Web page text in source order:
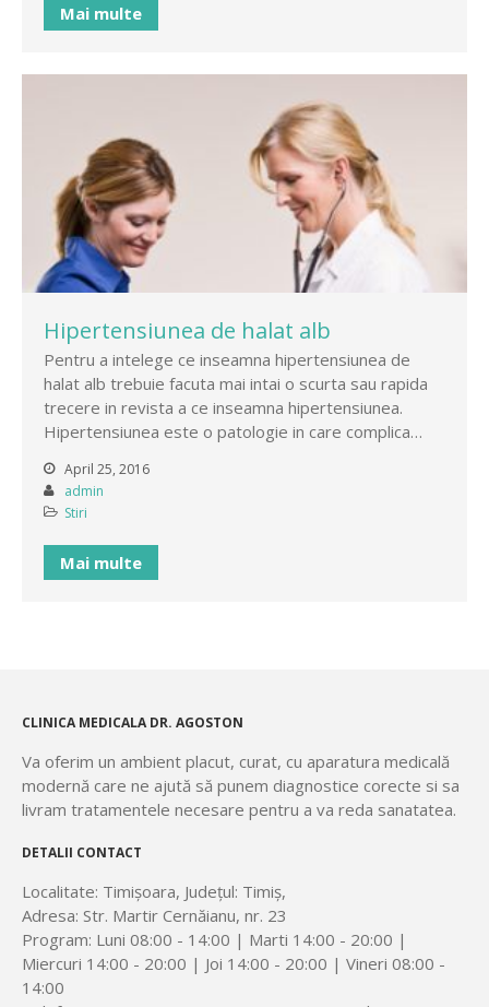
Mai multe
Hipertensiunea de halat alb
Pentru a intelege ce inseamna hipertensiunea de
halat alb trebuie facuta mai intai o scurta sau rapida
trecere in revista a ce inseamna hipertensiunea.
Hipertensiunea este o patologie in care complica…
April 25, 2016
admin
Stiri
Mai multe
CLINICA MEDICALA DR. AGOSTON
Va oferim un ambient placut, curat, cu aparatura medicală
modernă care ne ajută să punem diagnostice corecte si sa
livram tratamentele necesare pentru a va reda sanatatea.
DETALII CONTACT
Localitate: Timișoara, Județul: Timiș,
Adresa: Str. Martir Cernăianu, nr. 23
Program: Luni 08:00 - 14:00 | Marti 14:00 - 20:00 |
Miercuri 14:00 - 20:00 | Joi 14:00 - 20:00 | Vineri 08:00 -
14:00